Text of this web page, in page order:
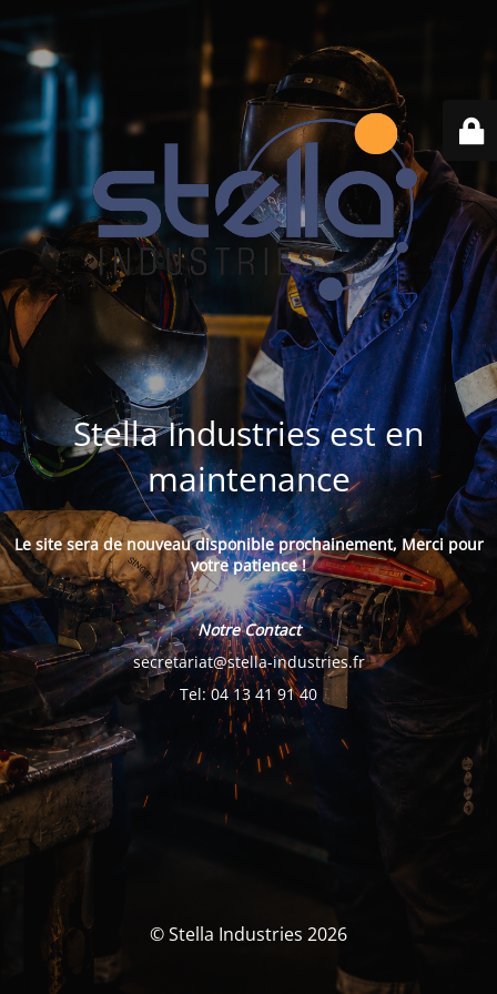
Stella Industries est en
maintenance
Le site sera de nouveau disponible prochainement, Merci pour
votre patience !
Notre Contact
secretariat@stella-industries.fr
Tel: 04 13 41 91 40
© Stella Industries 2026